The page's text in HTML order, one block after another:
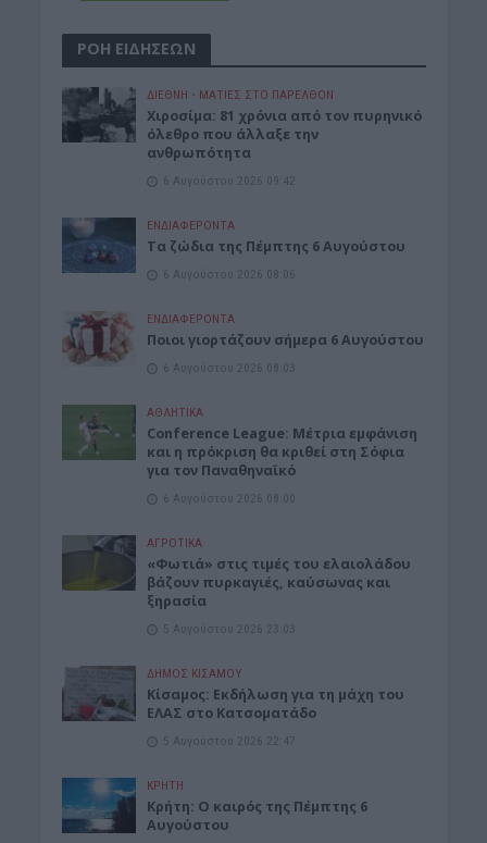
ΡΟΗ ΕΙΔΗΣΕΩΝ
ΔΙΕΘΝΗ • ΜΑΤΙΕΣ ΣΤΟ ΠΑΡΕΛΘΟΝ
Χιροσίμα: 81 χρόνια από τον πυρηνικό
όλεθρο που άλλαξε την
ανθρωπότητα
6 Αυγούστου 2026 09:42
ΕΝΔΙΑΦΕΡΟΝΤΑ
Tα ζώδια της Πέμπτης 6 Αυγούστου
6 Αυγούστου 2026 08:06
ΕΝΔΙΑΦΕΡΟΝΤΑ
Ποιοι γιορτάζουν σήμερα 6 Αυγούστου
6 Αυγούστου 2026 08:03
ΑΘΛΗΤΙΚΑ
Conference League: Μέτρια εμφάνιση
και η πρόκριση θα κριθεί στη Σόφια
για τον Παναθηναϊκό
6 Αυγούστου 2026 08:00
ΑΓΡΟΤΙΚΑ
«Φωτιά» στις τιμές του ελαιολάδου
βάζουν πυρκαγιές, καύσωνας και
ξηρασία
5 Αυγούστου 2026 23:03
ΔΉΜΟΣ ΚΙΣΆΜΟΥ
Κίσαμος: Εκδήλωση για τη μάχη του
ΕΛΑΣ στο Κατσοματάδο
5 Αυγούστου 2026 22:47
ΚΡΗΤΗ
Κρήτη: Ο καιρός της Πέμπτης 6
Αυγούστου